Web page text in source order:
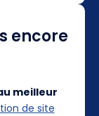
encore
meilleur
de site